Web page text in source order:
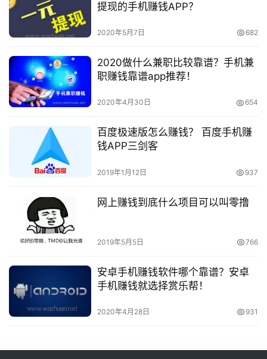
提现的手机赚钱APP？
2020年5月7日 682
2020做什么兼职比较靠谱？手机兼
职赚钱靠谱app推荐！
2020年4月30日 654
百度极速版怎么赚钱？ 百度手机赚
钱APP三剑客
2019年1月12日 937
网上赚钱到底什么项目可以叫零撸
2019年5月5日 766
安卓手机赚钱软件哪个靠谱？安卓
手机赚钱就选择赏乐帮！
2020年4月28日 931